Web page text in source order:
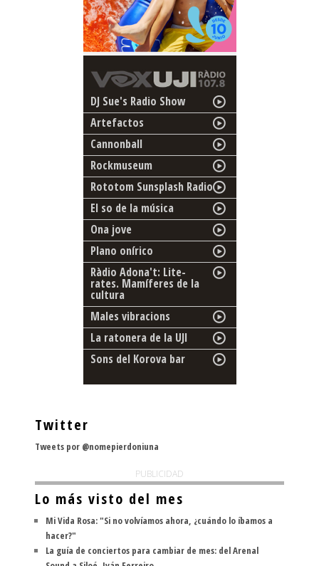
DJ Sue's Radio Show
Artefactos
Cannonball
Rockmuseum
Rototom Sunsplash Radio
El so de la música
Ona jove
Plano onírico
Ràdio Adona't: Lite-
rates. Mamíferes de la
cultura
Males vibracions
La ratonera de la UJI
Sons del Korova bar
Twitter
Tweets por @nomepierdoniuna
PUBLICIDAD
Lo más visto del mes
Mi Vida Rosa: "Si no volvíamos ahora, ¿cuándo lo íbamos a
hacer?"
La guía de conciertos para cambiar de mes: del Arenal